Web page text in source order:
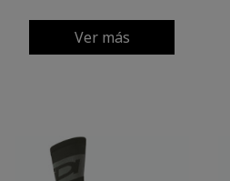
Ver más